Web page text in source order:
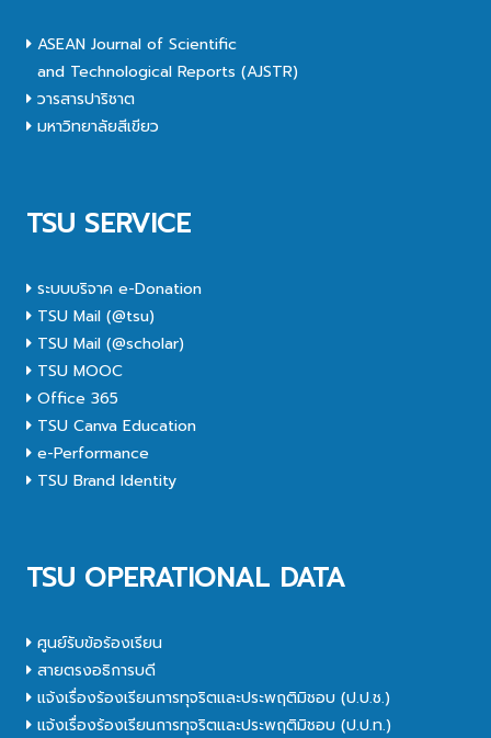
ASEAN Journal of Scientific
and Technological Reports (AJSTR)
วารสารปาริชาต
มหาวิทยาลัยสีเขียว
TSU SERVICE
ระบบบริจาค e-Donation
TSU Mail (@tsu)
TSU Mail (@scholar)
TSU MOOC
Office 365
TSU Canva Education
e-Performance
TSU Brand Identity
TSU OPERATIONAL DATA
ศูนย์รับข้อร้องเรียน
สายตรงอธิการบดี
แจ้งเรื่องร้องเรียนการทุจริตและประพฤติมิชอบ (ป.ป.ช.)
แจ้งเรื่องร้องเรียนการทุจริตและประพฤติมิชอบ (ป.ป.ท.)